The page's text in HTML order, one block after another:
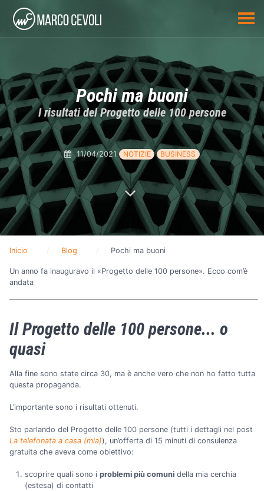
Pochi ma buoni
I risultati del Progetto delle 100 persone
11/04/2021 NOTIZIE BUSINESS
Inicio Blog Pochi ma buoni
Un anno fa inauguravo il «Progetto delle 100 persone». Ecco com’è
andata
Il Progetto delle 100 persone... o
quasi
Alla fine sono state circa 30, ma è anche vero che non ho fatto tutta
questa propaganda.
L’importante sono i risultati ottenuti.
Sto parlando del Progetto delle 100 persone (tutti i dettagli nel post
La telefonata a casa (mia)), un’offerta di 15 minuti di consulenza
gratuita che aveva come obiettivo:
scoprire quali sono i problemi più comunidella mia cerchia
(estesa) di contatti